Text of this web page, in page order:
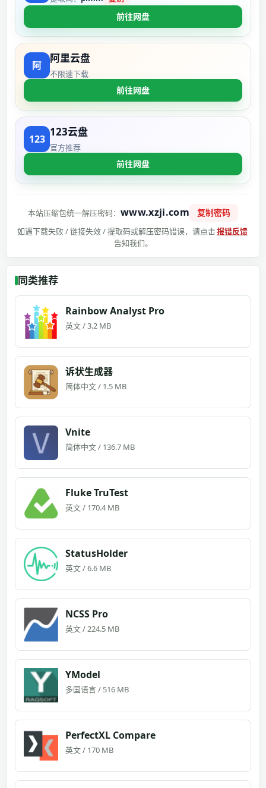
前往网盘
阿里云盘
不限速下载
前往网盘
123云盘
官方推荐
前往网盘
本站压缩包统一解压密码：www.xzji.com 复制密码
如遇下载失败 / 链接失效 / 提取码或解压密码错误，请点击报错反馈
告知我们。
同类推荐
Rainbow Analyst Pro
英文 / 3.2 MB
诉状生成器
简体中文 / 1.5 MB
Vnite
简体中文 / 136.7 MB
Fluke TruTest
英文 / 170.4 MB
StatusHolder
英文 / 6.6 MB
NCSS Pro
英文 / 224.5 MB
YModel
多国语言 / 516 MB
PerfectXL Compare
英文 / 170 MB